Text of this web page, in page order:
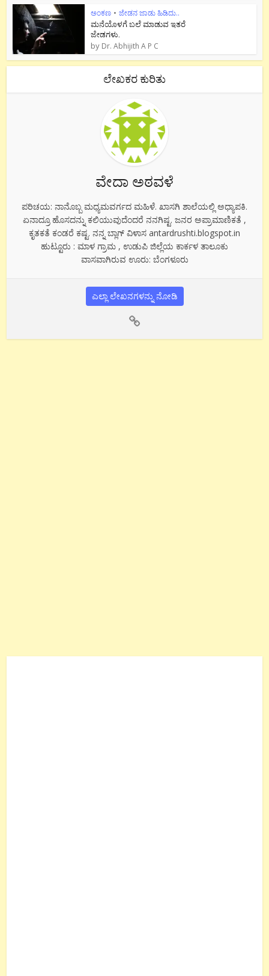
ಅಂಕಣ • ಜೇಡನ ಜಾಡು ಹಿಡಿದು..
ಮನೆಯೊಳಗೆ ಬಲೆ ಮಾಡುವ ಇತರೆ
ಜೇಡಗಳು.
by Dr. Abhijith A P C
ಲೇಖಕರ ಕುರಿತು
ವೇದಾ ಅಠವಳೆ
ಪರಿಚಯ: ನಾನೊಬ್ಬ‌ ಮಧ್ಯಮವರ್ಗದ‌ ಮಹಿಳೆ. ಖಾಸಗಿ ಶಾಲೆಯಲ್ಲಿ ಅಧ್ಯಾಪಕಿ.
ಏನಾದ್ರೂ ಹೊಸದನ್ನು ಕಲಿಯುವುದೆಂದರೆ ನನಗಿಷ್ಟ‌. ಜನರ‌ ಅಪ್ರಾಮಾಣಿಕತೆ ,
ಕೃತಕತೆ ಕಂಡರೆ ಕಷ್ಟ‌. ನನ್ನ‌ ಬ್ಲಾಗ್ ವಿಳಾಸ‌ antardrushti.blogspot.in
ಹುಟ್ಟೂರು : ಮಾಳ‌ ಗ್ರಾಮ‌ , ಉಡುಪಿ ಜಿಲ್ಲೆಯ‌ ಕಾರ್ಕಳ‌ ತಾಲೂಕು
ವಾಸವಾಗಿರುವ ಊರು: ಬೆಂಗಳೂರು
ಎಲ್ಲಾ ಲೇಖನಗಳನ್ನು ನೋಡಿ